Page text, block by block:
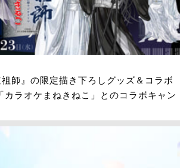
師』の限定描き下ろしグッズ＆コラボ
カラオケまねきねこ」とのコラボキャン